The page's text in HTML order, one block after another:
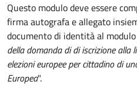
Questo modulo deve essere
firma autografa e allegato
documento di identità al
della domanda didi iscrizione alla
elezioni europee per cittadino di
Europea".